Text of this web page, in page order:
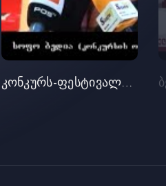
კონკურს-ფესტივალი - „გვიმღერე“